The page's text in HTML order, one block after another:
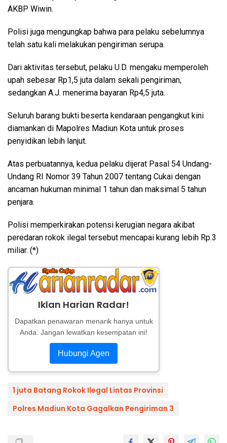
AKBP Wiwin.
Polisi juga mengungkap bahwa para pelaku sebelumnya
telah satu kali melakukan pengiriman serupa.
Dari aktivitas tersebut, pelaku U.D. mengaku memperoleh
upah sebesar Rp1,5 juta dalam sekali pengiriman,
sedangkan A.J. menerima bayaran Rp4,5 juta.
Seluruh barang bukti beserta kendaraan pengangkut kini
diamankan di Mapolres Madiun Kota untuk proses
penyidikan lebih lanjut.
Atas perbuatannya, kedua pelaku dijerat Pasal 54 Undang-
Undang RI Nomor 39 Tahun 2007 tentang Cukai dengan
ancaman hukuman minimal 1 tahun dan maksimal 5 tahun
penjara.
Polisi memperkirakan potensi kerugian negara akibat
peredaran rokok ilegal tersebut mencapai kurang lebih Rp.3
miliar. (*)
Iklan Harian Radar!
Dapatkan penawaran menarik hanya untuk
Anda. Jangan lewatkan kesempatan ini!
Hubungi Agen
1 juta Batang Rokok Ilegal Lintas Provinsi
Polres Madiun Kota Gagalkan Pengiriman 3